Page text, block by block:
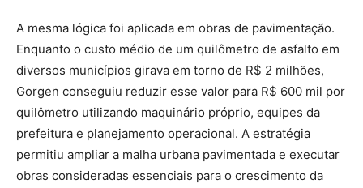
A mesma lógica foi aplicada em obras de pavimentação.
Enquanto o custo médio de um quilômetro de asfalto em
diversos municípios girava em torno de R$ 2 milhões,
Gorgen conseguiu reduzir esse valor para R$ 600 mil por
quilômetro utilizando maquinário próprio, equipes da
prefeitura e planejamento operacional. A estratégia
permitiu ampliar a malha urbana pavimentada e executar
obras consideradas essenciais para o crescimento da